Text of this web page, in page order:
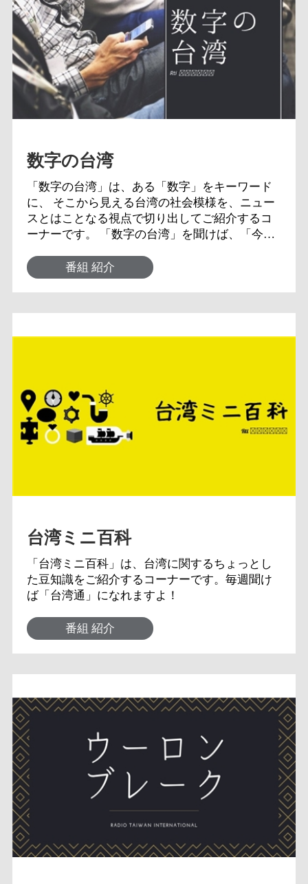
数字の台湾
「数字の台湾」は、ある「数字」をキーワード
に、 そこから見える台湾の社会模様を、ニュー
スとはことなる視点で切り出してご紹介するコ
ーナーです。 「数字の台湾」を聞けば、「今」
番組 紹介
台湾ミニ百科
「台湾ミニ百科」は、台湾に関するちょっとし
た豆知識をご紹介するコーナーです。毎週聞け
ば「台湾通」になれますよ！
番組 紹介